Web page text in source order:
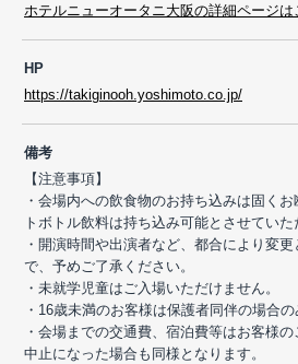
ホテルニューオータニ大阪の詳細ページ
HP
https://takiginooh.yoshimoto.co.jp/
備考
【注意事項】
・会場内への飲食物のお持ち込みは固く
トボトル飲料は持ち込み可能とさせていた
・開演時間や出演者など、都合により変
で、予めご了承ください。
・未就学児童はご入場いただけません。
・16歳未満のお客様は保護者同伴の場合の
・会場までの交通費、宿泊費等はお客様
中止になった場合も同様となります。